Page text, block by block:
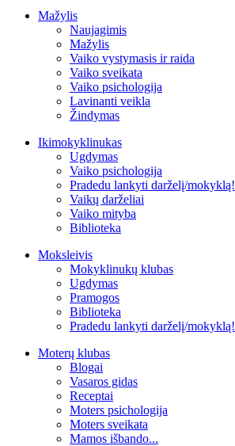
Mažylis
Naujagimis
Mažylis
Vaiko vystymasis ir raida
Vaiko sveikata
Vaiko psichologija
Lavinanti veikla
Žindymas
Ikimokyklinukas
Ugdymas
Vaiko psichologija
Pradedu lankyti darželį/mokyklą!
Vaikų darželiai
Vaiko mityba
Biblioteka
Moksleivis
Mokyklinukų klubas
Ugdymas
Pramogos
Biblioteka
Pradedu lankyti darželį/mokyklą!
Moterų klubas
Blogai
Vasaros gidas
Receptai
Moters psichologija
Moters sveikata
Mamos išbando...